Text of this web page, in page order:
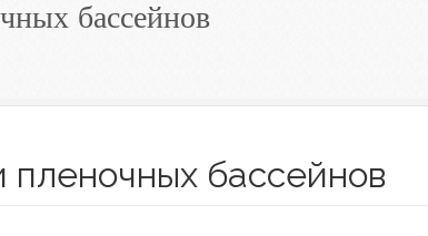
бассейнов
пленочных бассейнов